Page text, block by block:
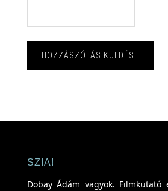
SZIA!
Dobay Ádám vagyok. Filmkutató